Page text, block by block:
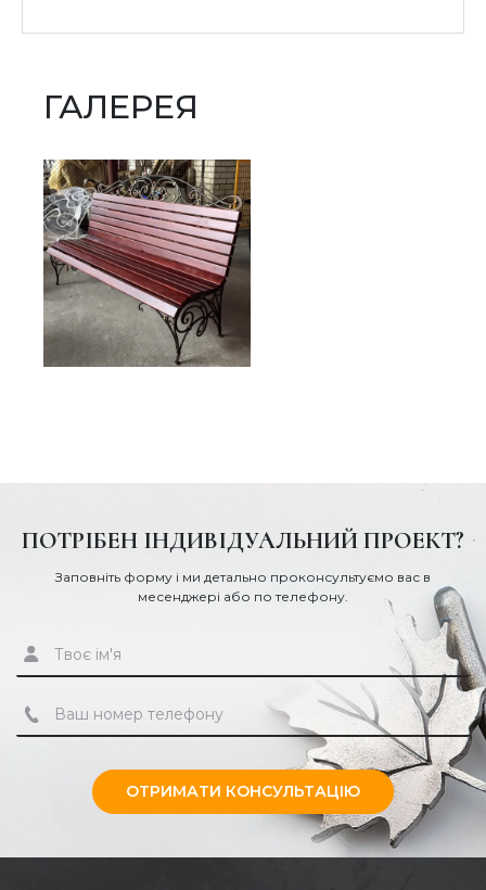
Металеві лавки з декоративними елементами –
головними уборами, метеликами.
Лавки з лаконічними, геометрично строгими
опорами або художньо викованими візерунками; з
поручнем або без.
Крамки з чіткими лініями або плавними контурами,
переходами.
Дерев'яні ламелі можуть розташовуватися як
поздовжньо, так і поперечно, бути пофарбованими в
ГАЛЕРЕЯ
ПОТРІБЕН ІНДИВІДУАЛЬНИЙ ПРОЕКТ?
Заповніть форму і ми детально проконсультуємо вас в
месенджері або по телефону.
ОТРИМАТИ КОНСУЛЬТАЦІЮ